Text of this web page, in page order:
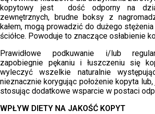
kopytowy jest dość odporny na
zewnętrznych, brudne boksy z
kałem, mogą prowadzić do dużego
ściółce. Powoduje to znaczące osłabienie
Prawidłowe podkuwanie i/lub
zapobiegnie pękaniu i łuszczeniu się
wyleczyć wszelkie naturalnie
nieznacznie korygując położenie kopyta
stosując dodatkowe wsparcie w postaci
WPŁYW DIETY NA JAKOŚĆ KOPYT